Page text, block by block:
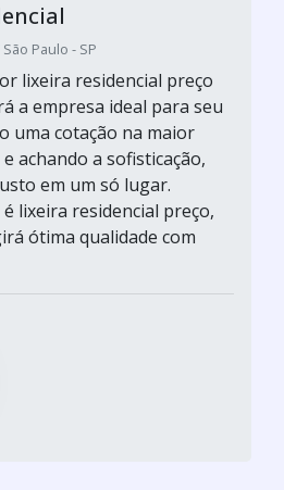
São Paulo - SP
lixeira residencial preço
a empresa ideal para seu
uma cotação na maior
achando a sofisticação,
em um só lugar.
lixeira residencial preço,
ótima qualidade com